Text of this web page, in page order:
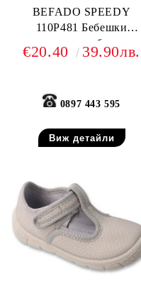
BEFADO SPEEDY
110P481 Бебешки
текстилни обувки,
Светлосини
€20.40 39.90лв.
0897 443 595
Виж детайли